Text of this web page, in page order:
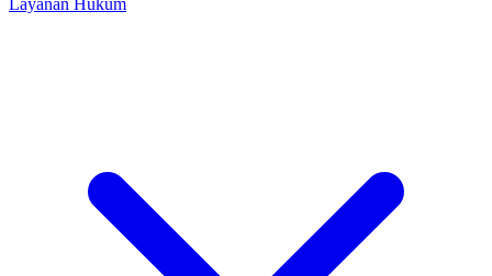
Layanan Hukum